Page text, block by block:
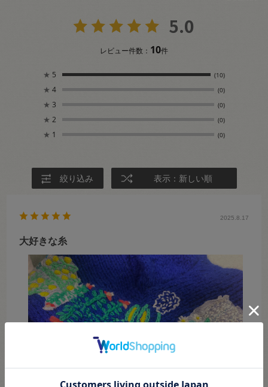
5.0
レビュー件数： 10件
★ 5 (10)
★ 4 (0)
★ 3 (0)
★ 2 (0)
★ 1 (0)
絞り込み 表示：新しい順
2025.8.17
大好きな糸